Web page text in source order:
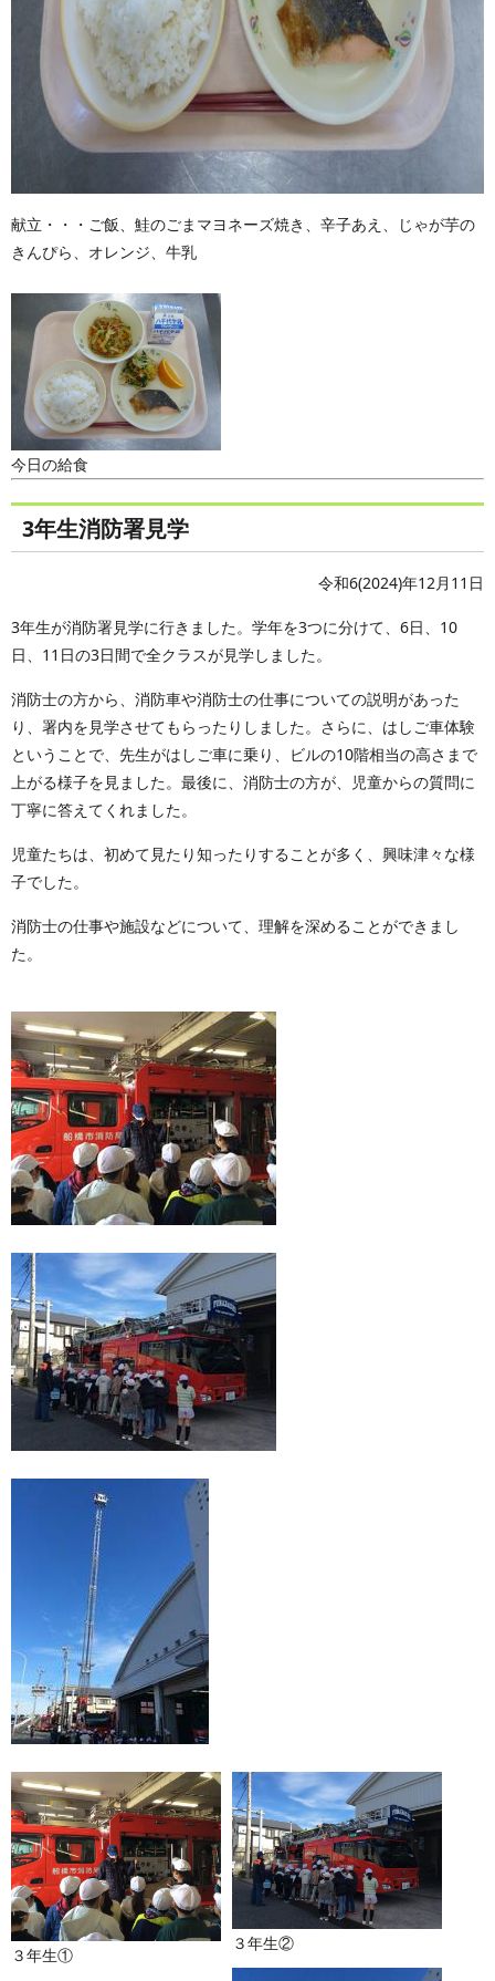
献立・・・ご飯、鮭のごまマヨネーズ焼き、辛子あえ、じゃが芋の
きんぴら、オレンジ、牛乳
今日の給食
3年生消防署見学
令和6(2024)年12月11日
3年生が消防署見学に行きました。学年を3つに分けて、6日、10
日、11日の3日間で全クラスが見学しました。
消防士の方から、消防車や消防士の仕事についての説明があった
り、署内を見学させてもらったりしました。さらに、はしご車体験
ということで、先生がはしご車に乗り、ビルの10階相当の高さまで
上がる様子を見ました。最後に、消防士の方が、児童からの質問に
丁寧に答えてくれました。
児童たちは、初めて見たり知ったりすることが多く、興味津々な様
子でした。
消防士の仕事や施設などについて、理解を深めることができまし
た。
３年生①
３年生②